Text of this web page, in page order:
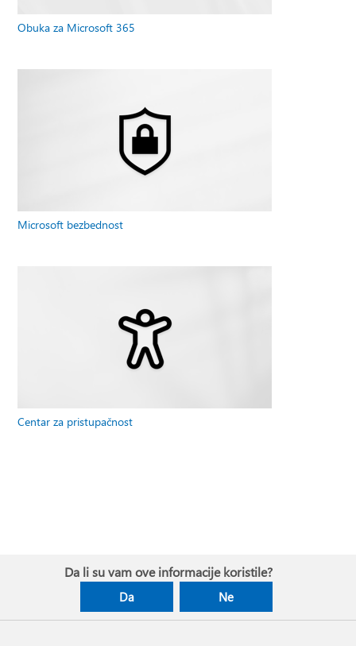
Obuka za Microsoft 365
Microsoft bezbednost
Centar za pristupačnost
Da li su vam ove informacije koristile?
Da Ne